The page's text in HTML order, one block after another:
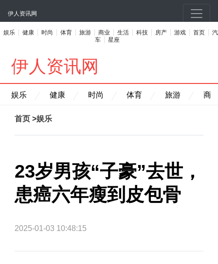
伊人资讯网
娱乐 健康 时尚 体育 旅游 商业 生活 科技 房产 游戏 首页
汽
车
星座
伊人资讯网
娱乐 健康 时尚 体育 旅游 商
首页 >娱乐
23岁男孩“子豪”去世，
患癌六年瘦到皮包骨
2025-01-03 10:48:15